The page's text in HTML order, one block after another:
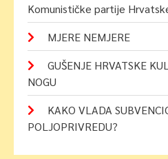
Komunističke partije
MJERE NEMJERE
GUŠENJE HRVATSKE
NOGU
KAKO VLADA
POLJOPRIVREDU?